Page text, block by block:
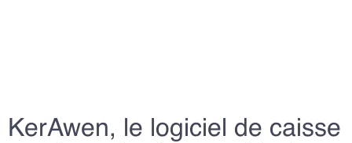
KerAwen, le logiciel de caisse